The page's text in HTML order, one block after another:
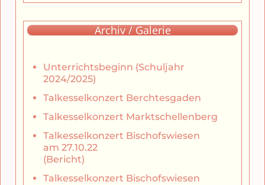
Archiv / Galerie
Unterrichtsbeginn (Schuljahr
2024/2025)
Talkesselkonzert Berchtesgaden
Talkesselkonzert Marktschellenberg
Talkesselkonzert Bischofswiesen
am 27.10.22
(Bericht)
Talkesselkonzert Bischofswiesen